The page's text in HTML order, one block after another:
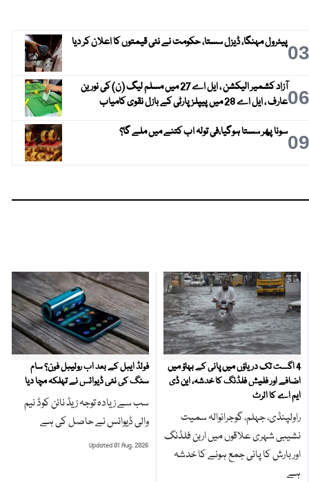
03پیٹرول مہنگا، ڈیزل سستا، حکومت نے نئی قیمتوں کا اعلان کر دیا
06
آزاد کشمیر الیکشن ، ایل اے 27 میں مسلم لیگ (ن) کی نورین
عارف ، ایل اے 28 میں پیپلز پارٹی کے بازل نقوی کامیاب
09سونا پھر سستا ہوگیا،فی تولہ اب کتنے میں ملے گا؟
4 اگست تک دریاؤں میں پانی کے بہاؤ میں
اضافے اور فلیش فلڈنگ کا خدشہ، این ڈی
ایم اے کا الرٹ
راولپنڈی، جہلم، گوجرانوالہ سمیت
نشیبی شہری علاقوں میں اربن فلڈنگ
اور بارش کا پانی جمع ہونے کا خدشہ
ہے
فولڈ ایبل کے بعد اب رولیبل فون؟ سام
سنگ کی نئی ڈیوائس نے تہلکہ مچا دیا
سب سے زیادہ توجہ زیڈ نائن کوڈ نیم
والی ڈیوائس نے حاصل کی ہے
Updated 01 Aug, 2026